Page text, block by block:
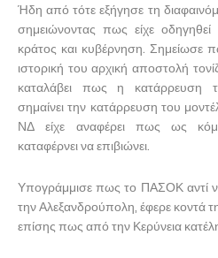
Ήδη από τότε εξήγησε τη
σημειώνοντας πως είχε
κράτος και κυβέρνηση. Σημείωσε
ιστορική του αρχική αποστολή
καταλάβει πως η κατάρρευση
σημαίνει την κατάρρευση του
ΝΔ είχε αναφέρει πως ως
καταφέρνει να επιβιώνει.
Υπογράμμισε πως το ΠΑΣΟΚ αντί
την Αλεξανδρούπολη, έφερε κοντά
επίσης πως από την Κερύνεια